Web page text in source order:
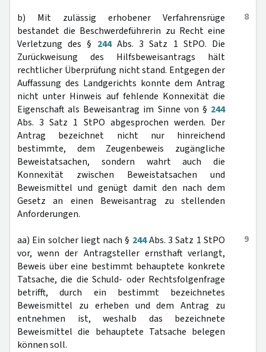
8
b) Mit zulässig erhobener Verfahrensrüge
bestandet die Beschwerdeführerin zu Recht eine
Verletzung des § 244Abs. 3 Satz 1 StPO. Die
Zurückweisung des Hilfsbeweisantrags hält
rechtlicher Überprüfung nicht stand. Entgegen der
Auffassung des Landgerichts konnte dem Antrag
nicht unter Hinweis auf fehlende Konnexität die
Eigenschaft als Beweisantrag im Sinne von § 244
Abs. 3 Satz 1 StPO abgesprochen werden. Der
Antrag bezeichnet nicht nur hinreichend
bestimmte, dem Zeugenbeweis zugängliche
Beweistatsachen, sondern wahrt auch die
Konnexität zwischen Beweistatsachen und
Beweismittel und genügt damit den nach dem
Gesetz an einen Beweisantrag zu stellenden
Anforderungen.
9
aa) Ein solcher liegt nach § 244Abs. 3 Satz 1 StPO
vor, wenn der Antragsteller ernsthaft verlangt,
Beweis über eine bestimmt behauptete konkrete
Tatsache, die die Schuld- oder Rechtsfolgenfrage
betrifft, durch ein bestimmt bezeichnetes
Beweismittel zu erheben und dem Antrag zu
entnehmen ist, weshalb das bezeichnete
Beweismittel die behauptete Tatsache belegen
können soll.